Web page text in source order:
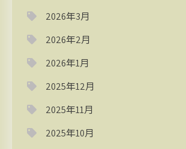
2026年3月
2026年2月
2026年1月
2025年12月
2025年11月
2025年10月